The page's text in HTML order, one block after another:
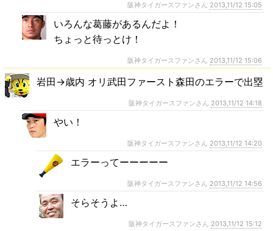
阪神タイガースファンさん 2013,11/12 15:05
いろんな葛藤があるんだよ！
ちょっと待っとけ！
阪神タイガースファンさん 2013,11/12 15:06
岩田→歳内 オリ武田ファースト森田のエラーで出塁
阪神タイガースファンさん 2013,11/12 14:18
やい！
阪神タイガースファンさん 2013,11/12 14:20
エラーってーーーーー
阪神タイガースファンさん 2013,11/12 14:56
そらそうよ…
阪神タイガースファンさん 2013,11/12 15:12